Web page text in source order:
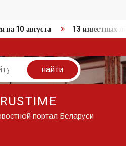
на 10 августа 13 известных
портал Беларуси